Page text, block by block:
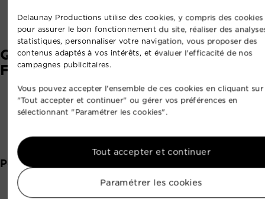
QUESTIONS
FRÉQUENTES
Pouvez-vous faire voler un drone partout ?
Delaunay Productions utilise des cookies, y compris des
pour assurer le bon fonctionnement du site, réaliser des
statistiques, personnaliser votre navigation, vous proposer des
contenus adaptés à vos intérêts, et évaluer l'efficacité de nos
campagnes publicitaires.
Vous pouvez accepter l'ensemble de ces cookies en cliquant sur
"Tout accepter et continuer" ou gérer vos préférences en
sélectionnant "Paramétrer les cookies".
Paramétrer les cookies
Tout accepter et continuer